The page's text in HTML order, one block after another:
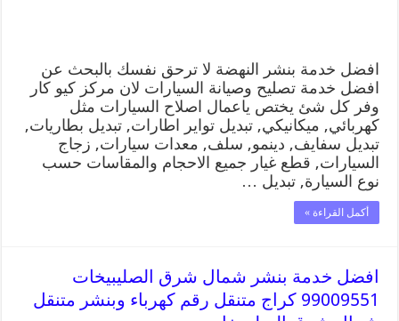
افضل خدمة بنشر النهضة لا ترحق نفسك بالبحث عن
افضل خدمة تصليح وصيانة السيارات لان مركز كيو كار
وفر كل شئ يختص ياعمال اصلاح السيارات مثل
كهربائي, ميكانيكي, تبديل تواير اطارات, تبديل بطاريات,
تبديل سفايف, دينمو, سلف, معدات سيارات, زجاج
السيارات, قطع غيار جميع الاحجام والمقاسات حسب
نوع السيارة, تبديل …
أكمل القراءة »
افضل خدمة بنشر شمال شرق الصليبيخات
99009551 كراج متنقل رقم كهرباء وبنشر متنقل